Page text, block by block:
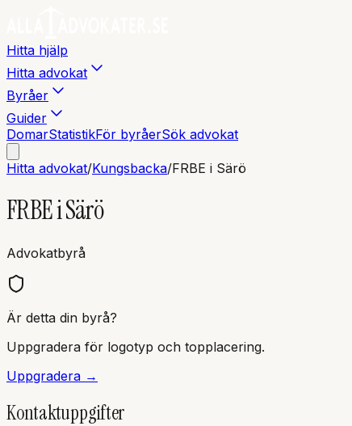
Hitta hjälp
Hitta advokat
Byråer
Guider
DomarStatistikFör byråerSök advokat
Hitta advokat/Kungsbacka/FRBE i Särö
FRBE i Särö
Advokatbyrå
Är detta din byrå?
Uppgradera för logotyp och topplacering.
Uppgradera →
Kontaktuppgifter